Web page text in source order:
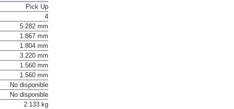
Pick Up
4
5.282 mm
1.867 mm
1.804 mm
3.220 mm
1.560 mm
1.560 mm
No disponible
No disponible
2.133 kg